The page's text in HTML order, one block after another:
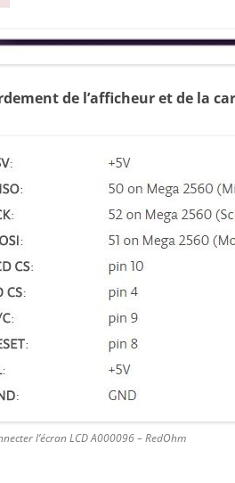
de l’afficheur et de la
l’écran LCD A000096 – RedOhm